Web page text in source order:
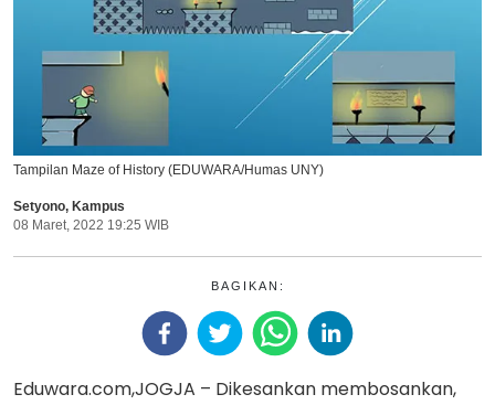
Tampilan Maze of History (EDUWARA/Humas UNY)
Setyono, Kampus
08 Maret, 2022 19:25 WIB
BAGIKAN:
Eduwara.com,JOGJA – Dikesankan membosankan,